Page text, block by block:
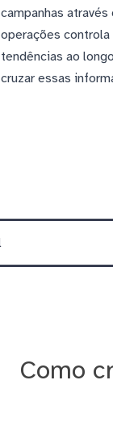
campanhas
operações
tendências ao
cruzar essas
Como